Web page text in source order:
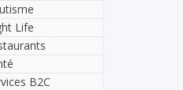
Life
B2C